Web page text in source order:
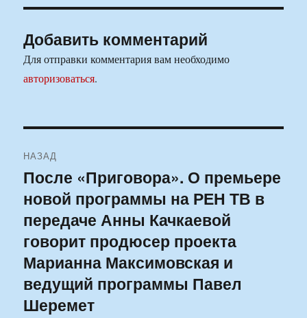
Добавить комментарий
Для отправки комментария вам необходимо
авторизоваться.
по
записям
НАЗАД
Предыдущая
запись:
После «Приговора». О премьере
новой программы на РЕН ТВ в
передаче Анны Качкаевой
говорит продюсер проекта
Марианна Максимовская и
ведущий программы Павел
Шеремет